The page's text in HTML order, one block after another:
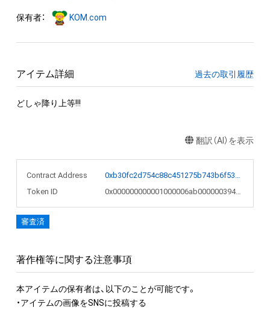
保有者： KOM.com
アイテム詳細 過去の取引履歴
どしゃ降り上等!!!
翻訳（AI）を表示
Contract Address
Token ID
0x000000000001000006ab0000003947ff
審査済
著作権等に関する注意事項
本アイテムの保有者は、以下のことが可能です。
・アイテムの画像をSNSに投稿する